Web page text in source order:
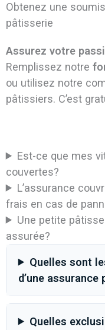
Obtenez une
pâtisserie
Assurez votre
Remplissez notre
ou utilisez notre
pâtissiers. C’est
Est-ce que mes
couvertes?
L’assurance
frais en cas de
Une petite
assurée?
Quelles sont
d’une assurance
Quelles